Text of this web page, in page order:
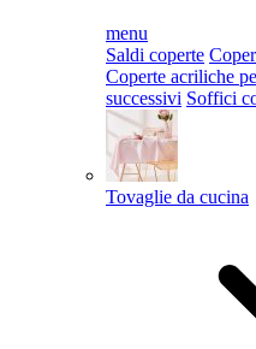
menu
Saldi coperte
Coperte acriliche
successivi Soffici
Tovaglie da cucina